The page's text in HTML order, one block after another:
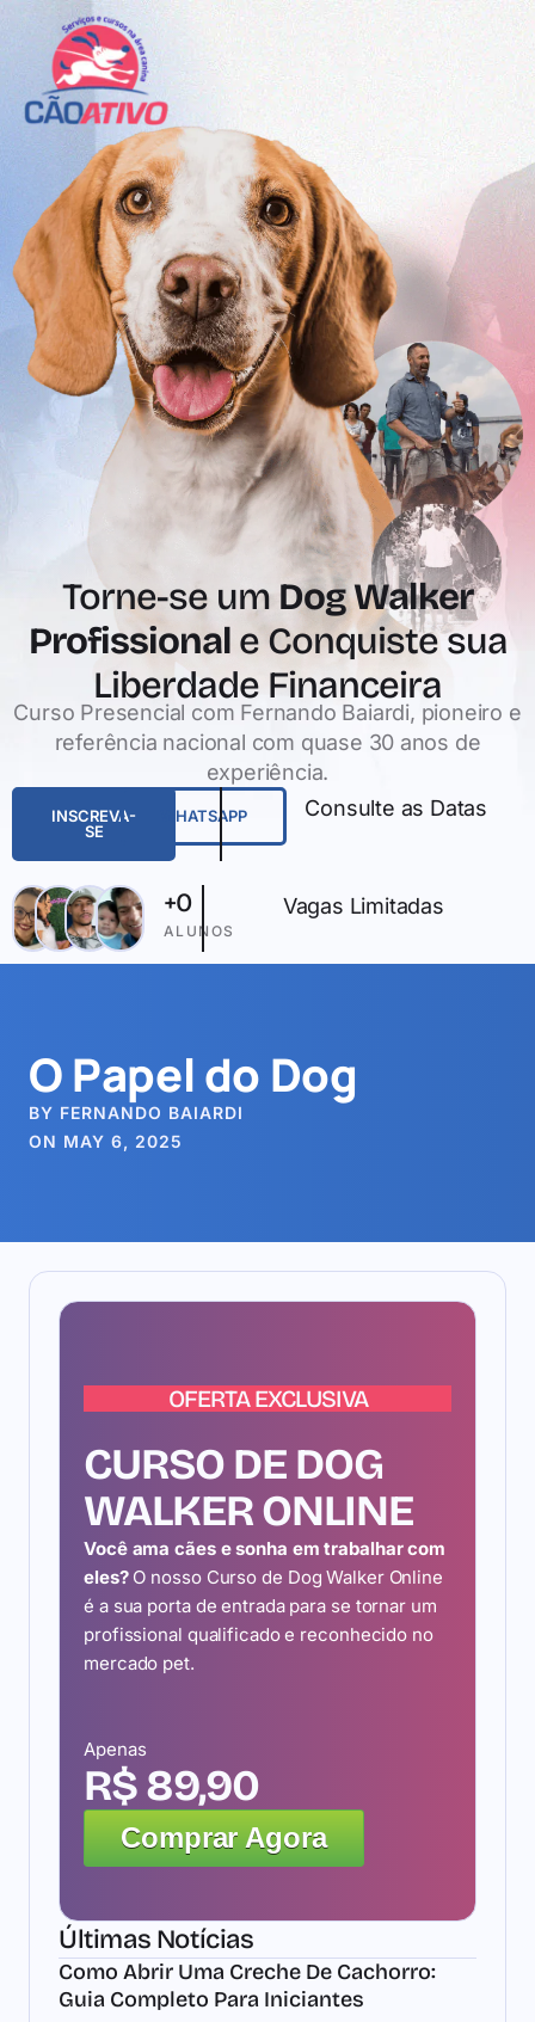
Torne-se umDog Walker
Profissional e Conquiste sua
Liberdade Financeira
Curso Presencial com Fernando Baiardi, pioneiro e
referência nacional com quase 30 anos de
experiência.
INSCREVA-
SE
WHATSAPP Consulte as Datas
ALUNOS
+0 Vagas Limitadas
O Papel do Dog
BY FERNANDO BAIARDI
ON MAY 6, 2025
OFERTA EXCLUSIVA
CURSO DE DOG
WALKER ONLINE
Você ama cães e sonha em trabalhar com
eles?O nosso Curso de Dog Walker Online
é a sua porta de entrada para se tornar um
profissional qualificado e reconhecido no
mercado pet.
Apenas
R$ 89,90
Comprar Agora
Últimas Notícias
Como Abrir Uma Creche De Cachorro:
Guia Completo Para Iniciantes